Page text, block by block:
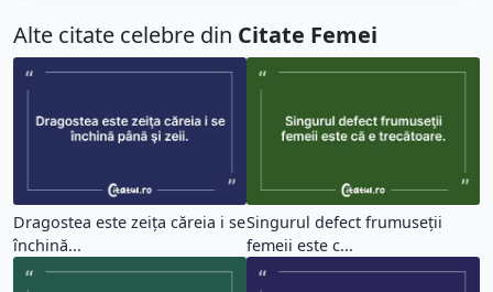
Alte citate celebre din Citate Femei
Dragostea este zeiţa căreia i se
închină...
Singurul defect frumuseţii
femeii este c...